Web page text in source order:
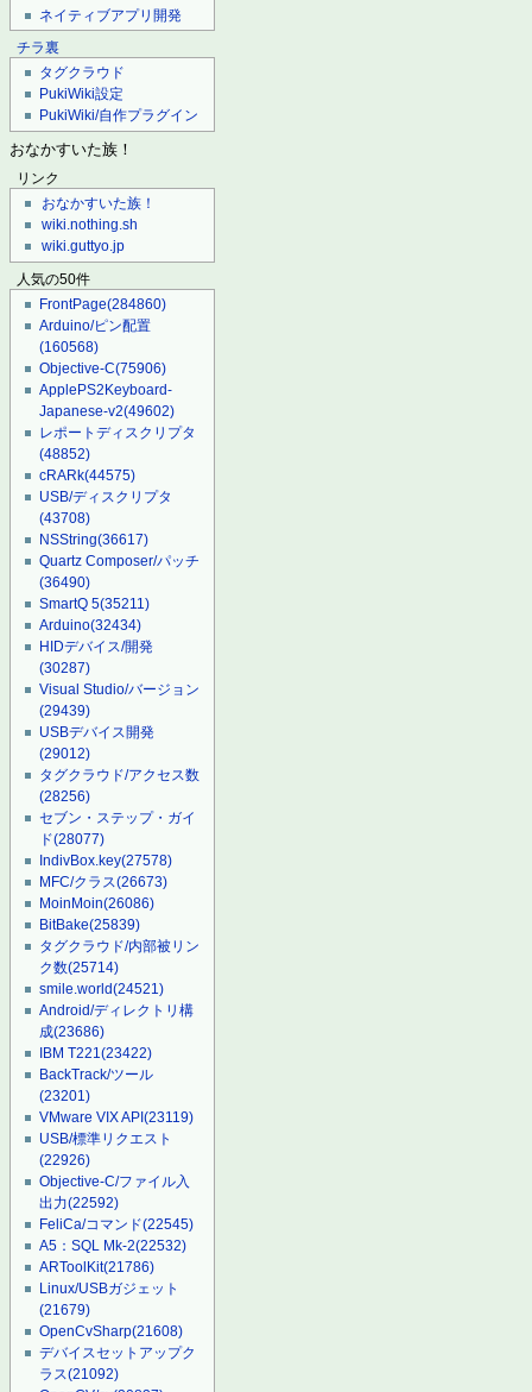
ネイティブアプリ開発
チラ裏
タグクラウド
PukiWiki設定
PukiWiki/自作プラグイン
おなかすいた族！
リンク
おなかすいた族！
wiki.nothing.sh
wiki.guttyo.jp
人気の50件
FrontPage(284860)
Arduino/ピン配置
(160568)
Objective-C(75906)
ApplePS2Keyboard-
Japanese-v2(49602)
レポートディスクリプタ
(48852)
cRARk(44575)
USB/ディスクリプタ
(43708)
NSString(36617)
Quartz Composer/パッチ
(36490)
SmartQ 5(35211)
Arduino(32434)
HIDデバイス/開発
(30287)
Visual Studio/バージョン
(29439)
USBデバイス開発
(29012)
タグクラウド/アクセス数
(28256)
セブン・ステップ・ガイ
ド(28077)
IndivBox.key(27578)
MFC/クラス(26673)
MoinMoin(26086)
BitBake(25839)
タグクラウド/内部被リン
ク数(25714)
smile.world(24521)
Android/ディレクトリ構
成(23686)
IBM T221(23422)
BackTrack/ツール
(23201)
VMware VIX API(23119)
USB/標準リクエスト
(22926)
Objective-C/ファイル入
出力(22592)
FeliCa/コマンド(22545)
A5：SQL Mk-2(22532)
ARToolKit(21786)
Linux/USBガジェット
(21679)
OpenCvSharp(21608)
デバイスセットアップク
ラス(21092)